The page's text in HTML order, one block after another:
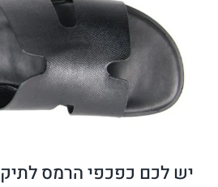
יש לכם כפכפי הרמס